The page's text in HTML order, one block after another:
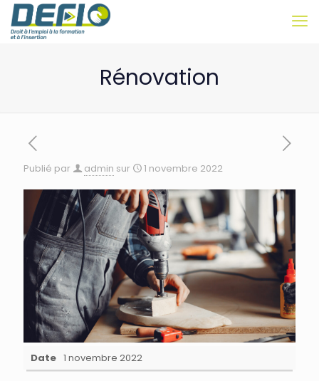
Rénovation
Publié par admin sur 1 novembre 2022
Date 1 novembre 2022